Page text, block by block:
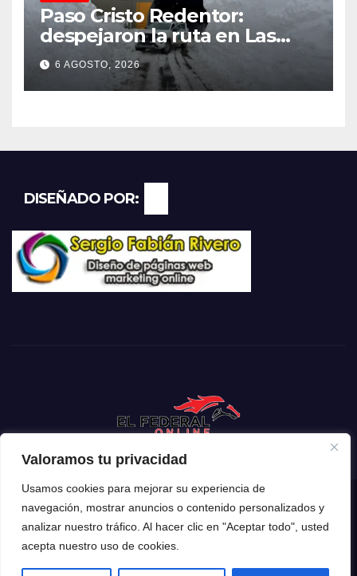
Valoramos tu privacidad
Usamos cookies para mejorar su experiencia de
navegación, mostrar anuncios o contenido personalizados y
analizar nuestro tráfico. Al hacer clic en "Aceptar todo", usted
acepta nuestro uso de cookies.
Paso Cristo Redentor:
despejaron la ruta en Las
Cuevas antes de otro
temporal con unos 1.500
camiones varados
6 AGOSTO, 2026
DISEÑADO POR:
Funciona gracias a WordPress |Tema: Newsup deThemeansar
Inicio Mendoza Argentina